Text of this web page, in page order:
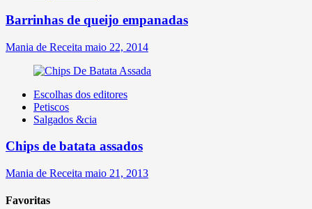
Barrinhas de queijo empanadas
Mania de Receita maio 22, 2014
Escolhas dos editores
Petiscos
Salgados &cia
Chips de batata assados
Mania de Receita maio 21, 2013
Favoritas